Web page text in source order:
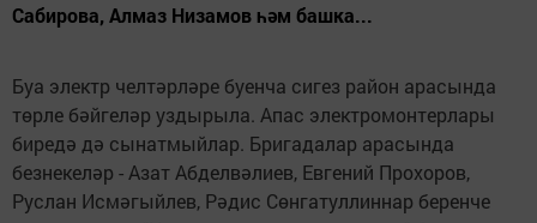
Сабирова, Алмаз Низамов һәм башка...
Буа электр челтәрләре буенча сигез район арасында
төрле бәйгеләр уздырыла. Апас электромонтерлары
биредә дә сынатмыйлар. Бригадалар арасында
безнекеләр - Азат Абделвәлиев, Евгений Прохоров,
Руслан Исмәгыйлев, Рәдис Сөнгатуллиннар беренче